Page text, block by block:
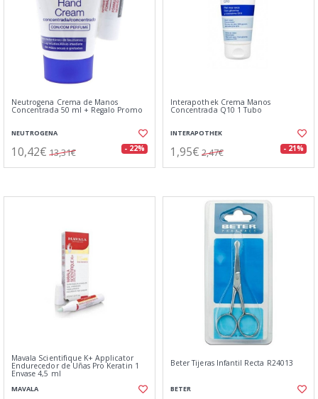
Neutrogena Crema de Manos
Concentrada 50 ml + Regalo Promo
NEUTROGENA
10,42€ 13,31€ - 22%
Interapothek Crema Manos
Concentrada Q10 1 Tubo
INTERAPOTHEK
1,95€ 2,47€ - 21%
Mavala Scientifique K+ Applicator
Endurecedor de Uñas Pro Keratin 1
Envase 4,5 ml
MAVALA
Beter Tijeras Infantil Recta R24013
BETER